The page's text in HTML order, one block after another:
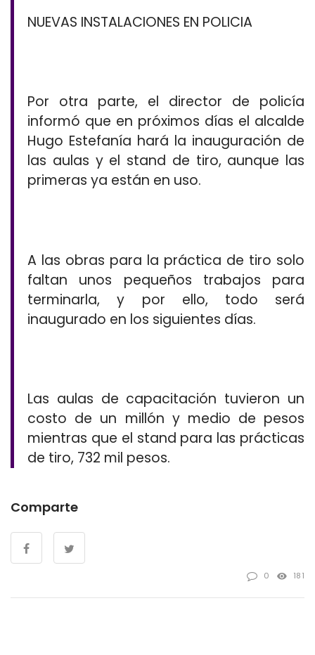
NUEVAS INSTALACIONES EN POLICIA
Por otra parte, el director de policía
informó que en próximos días el alcalde
Hugo Estefanía hará la inauguración de
las aulas y el stand de tiro, aunque las
primeras ya están en uso.
A las obras para la práctica de tiro solo
faltan unos pequeños trabajos para
terminarla, y por ello, todo será
inaugurado en los siguientes días.
Las aulas de capacitación tuvieron un
costo de un millón y medio de pesos
mientras que el stand para las prácticas
de tiro, 732 mil pesos.
Comparte
0 181